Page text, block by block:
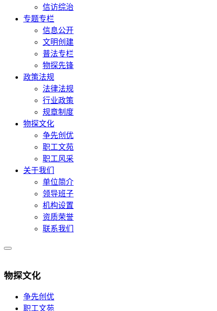
信访综治
专题专栏
信息公开
文明创建
普法专栏
物探先锋
政策法规
法律法规
行业政策
规章制度
物探文化
争先创优
职工文苑
职工风采
关于我们
单位简介
领导班子
机构设置
资质荣誉
联系我们
物探文化
争先创优
职工文苑